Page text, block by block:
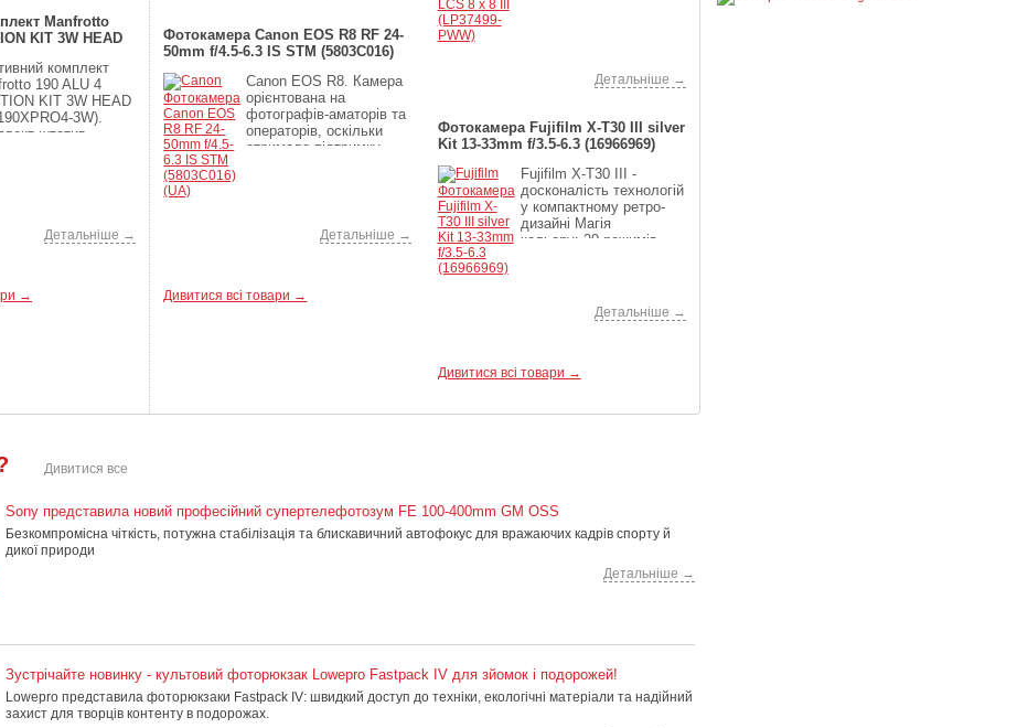
Manfrotto
KIT 3W HEAD
комплект
190 ALU 4
KIT 3W HEAD
3W).
штатив
3...
Детальніше →
→
Фотокамера Canon EOS R8 RF 24-
50mm f/4.5-6.3 IS STM (5803C016)
Canon EOS R8. Камера
орієнтована на
фотографів-аматорів та
операторів, оскільки
отримала підтримку
Детальніше →
Дивитися всі товари →
Детальніше →
Фотокамера Fujifilm X-T30 III silver
Kit 13-33mm f/3.5-6.3 (16966969)
Fujifilm X-T30 III -
досконалість технологій
у компактному ретро-
дизайні Магія
кольору: 20 режимів
Детальніше →
Дивитися всі товари →
Дивитися все
Sony представила новий професійний супертелефотозум FE 100-400mm GM OSS
Безкомпромісна чіткість, потужна стабілізація та блискавичний автофокус для вражаючих кадрів спорту й
дикої природи
Детальніше →
Зустрічайте новинку - культовий фоторюкзак Lowepro Fastpack IV для зйомок і подорожей!
Lowepro представила фоторюкзаки Fastpack IV: швидкий доступ до техніки, екологічні матеріали та надійний
захист для творців контенту в подорожах.